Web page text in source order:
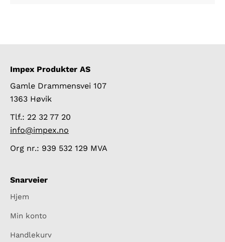
Impex Produkter AS
Gamle Drammensvei 107
1363 Høvik
Tlf.: 22 32 77 20
info@impex.no
Org nr.: 939 532 129 MVA
Snarveier
Hjem
Min konto
Handlekurv